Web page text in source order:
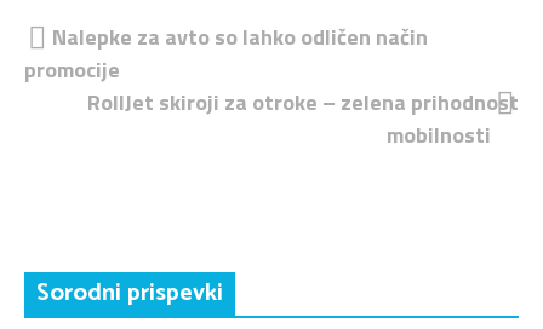
Navigacija
prispevka
Nalepke za avto so lahko odličen način
promocije
RollJet skiroji za otroke – zelena prihodnost
mobilnosti
Sorodni prispevki